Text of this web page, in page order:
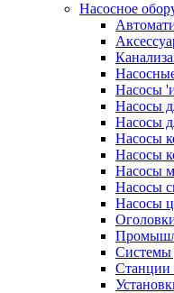
Насосное
Насосы
Насосы
Насосы
Насосы
Насосы
Насосы
Насосы
Насосы
Системы
Станции